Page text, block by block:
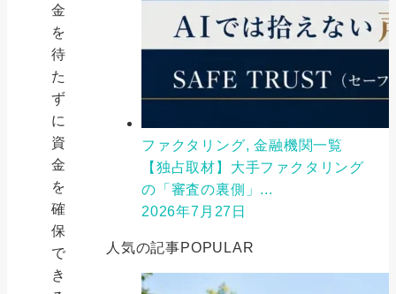
金
を
待
た
ず
に
資
金
を
確
保
で
き
ファクタリング, 金融機関一覧
【独占取材】大手ファクタリング
の「審査の裏側」...
2026年7月27日
人気の記事POPULAR